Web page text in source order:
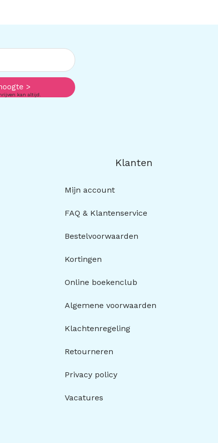
>
kan altijd.
Klanten
Mijn account
FAQ & Klantenservice
Bestelvoorwaarden
Kortingen
Online boekenclub
Algemene voorwaarden
Klachtenregeling
Retourneren
Privacy policy
Vacatures